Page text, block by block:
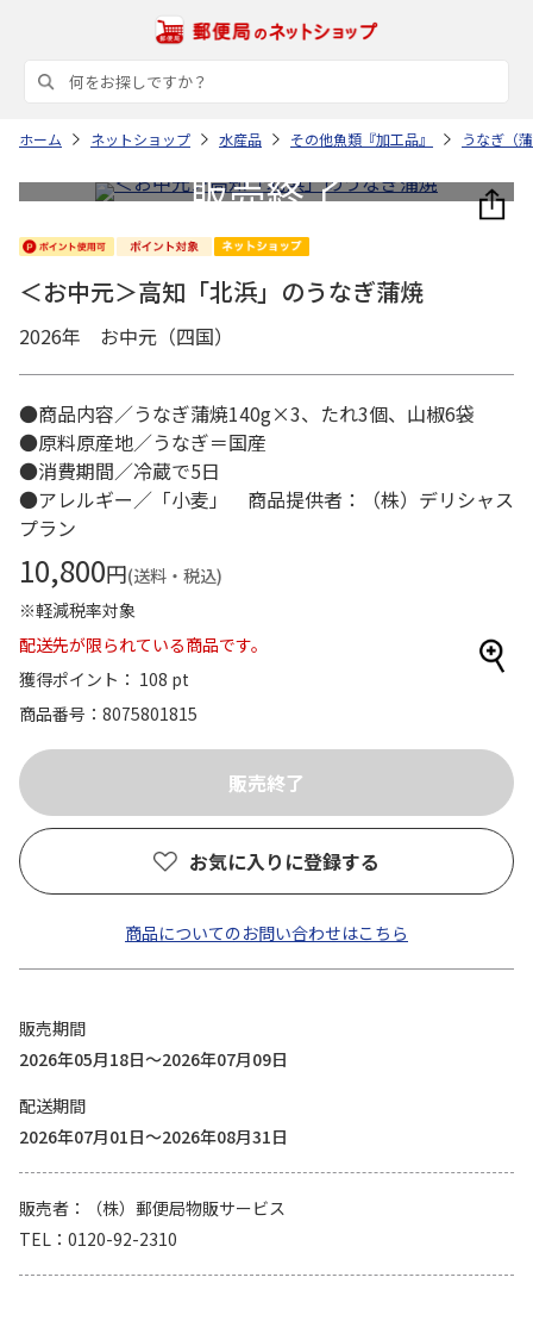
ホーム ネットショップ 水産品 その他魚類『加工品』 うなぎ（
＜お中元＞高知「北浜」のうなぎ蒲焼
2026年 お中元（四国）
●商品内容／うなぎ蒲焼140g×3、たれ3個、山椒6袋
●原料原産地／うなぎ＝国産
●消費期間／冷蔵で5日
●アレルギー／「小麦」 商品提供者：（株）デリシャス
プラン
10,800円(送料・税込)
※軽減税率対象
配送先が限られている商品です。
獲得ポイント： 108 pt
商品番号
8075801815
お気に入りに登録する
商品についてのお問い合わせはこちら
販売期間
2026年05月18日～2026年07月09日
配送期間
2026年07月01日～2026年08月31日
販売者
（株）郵便局物販サービス
TEL
0120-92-2310